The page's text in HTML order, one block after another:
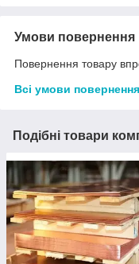
Умови повернення
Повернення товару
Всі умови повернення
Подібні товари